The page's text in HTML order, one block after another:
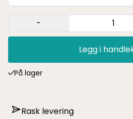
-
Legg i
På lager
Rask levering